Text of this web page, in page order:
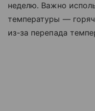
неделю. Важно
температуры —
из-за перепада